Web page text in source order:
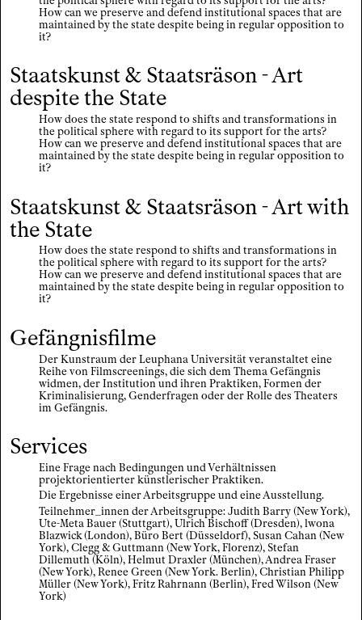
How can we preserve and defend institutional spaces that are
maintained by the state despite being in regular opposition to
it?
Staatskunst & Staatsräson - Art
despite the State
How does the state respond to shifts and transformations in
the political sphere with regard to its support for the arts?
How can we preserve and defend institutional spaces that are
maintained by the state despite being in regular opposition to
it?
Staatskunst & Staatsräson - Art with
the State
How does the state respond to shifts and transformations in
the political sphere with regard to its support for the arts?
How can we preserve and defend institutional spaces that are
maintained by the state despite being in regular opposition to
it?
Gefängnisfilme
Der Kunstraum der Leuphana Universität veranstaltet eine
Reihe von Filmscreenings, die sich dem Thema Gefängnis
widmen, der Institution und ihren Praktiken, Formen der
Kriminalisierung, Genderfragen oder der Rolle des Theaters
im Gefängnis.
Services
Eine Frage nach Bedingungen und Verhältnissen
projektorientierter künstlerischer Praktiken.
Die Ergebnisse einer Arbeitsgruppe und eine Ausstellung.
Teilnehmer_innen der Arbeitsgruppe: Judith Barry (New York),
Ute-Meta Bauer (Stuttgart), Ulrich Bischoff (Dresden), lwona
Blazwick (London), Büro Bert (Düsseldorf), Susan Cahan (New
York), Clegg & Guttmann (New York, Florenz), Stefan
Dillemuth (Köln), Helmut Draxler (München), Andrea Fraser
(New York), Renee Green (New York. Berlin), Christian Philipp
Müller (New York), Fritz Rahrnann (Berlin), Fred Wilson (New
York)